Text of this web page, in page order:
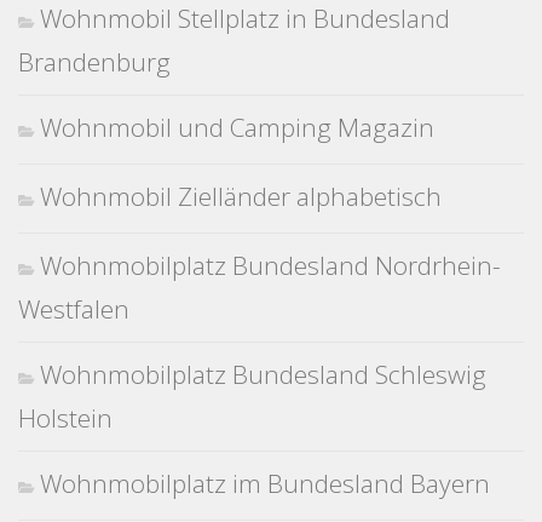
Wohnmobil Stellplatz in Bundesland
Brandenburg
Wohnmobil und Camping Magazin
Wohnmobil Zielländer alphabetisch
Wohnmobilplatz Bundesland Nordrhein-
Westfalen
Wohnmobilplatz Bundesland Schleswig
Holstein
Wohnmobilplatz im Bundesland Bayern